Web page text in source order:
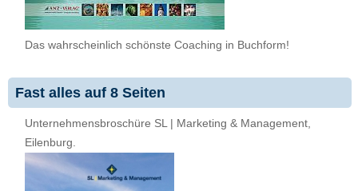
Das wahrscheinlich schönste Coaching in Buchform!
Fast alles auf 8 Seiten
Unternehmensbroschüre SL | Marketing & Management,
Eilenburg.